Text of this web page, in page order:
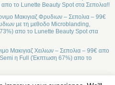
το Lunette Beauty Spot στα Σεπολια!!
Μακιγιαζ Φρυδιων – Σεπολια – 99€
με τη μεθοδο Microblanding,
απο το Lunette Beauty Spot στα
Μακιγιαζ Χειλιων – Σεπολια – 99€ απο
Semi η Full (Έκπτωση 67%) απο το